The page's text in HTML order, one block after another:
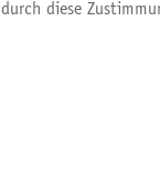
diese